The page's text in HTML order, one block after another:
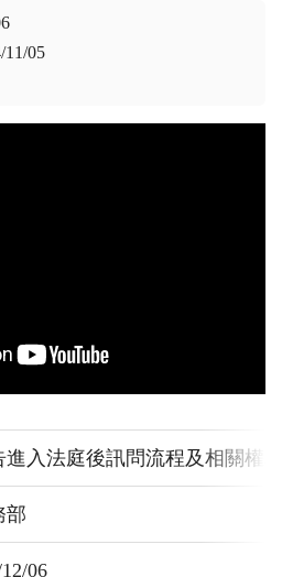
11/05
進入法庭後訊問流程及相關權
部
06